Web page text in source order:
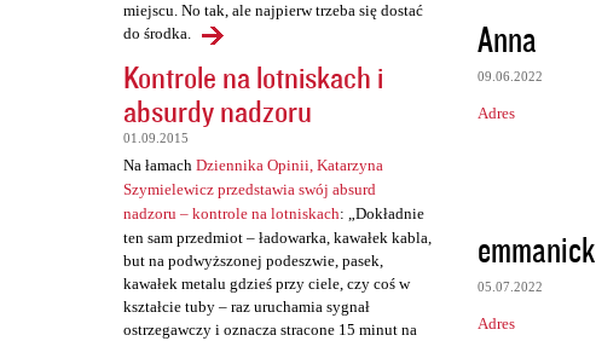
miejscu. No tak, ale najpierw trzeba się dostać
do środka.
Kontrole na lotniskach i
absurdy nadzoru
01.09.2015
Na łamach Dziennika Opinii, Katarzyna
Szymielewicz przedstawia swój absurd
nadzoru – kontrole na lotniskach: „Dokładnie
ten sam przedmiot – ładowarka, kawałek kabla,
but na podwyższonej podeszwie, pasek,
kawałek metalu gdzieś przy ciele, czy coś w
kształcie tuby – raz uruchamia sygnał
ostrzegawczy i oznacza stracone 15 minut na
Anna
09.06.2022
Adres
emmanick
05.07.2022
Adres